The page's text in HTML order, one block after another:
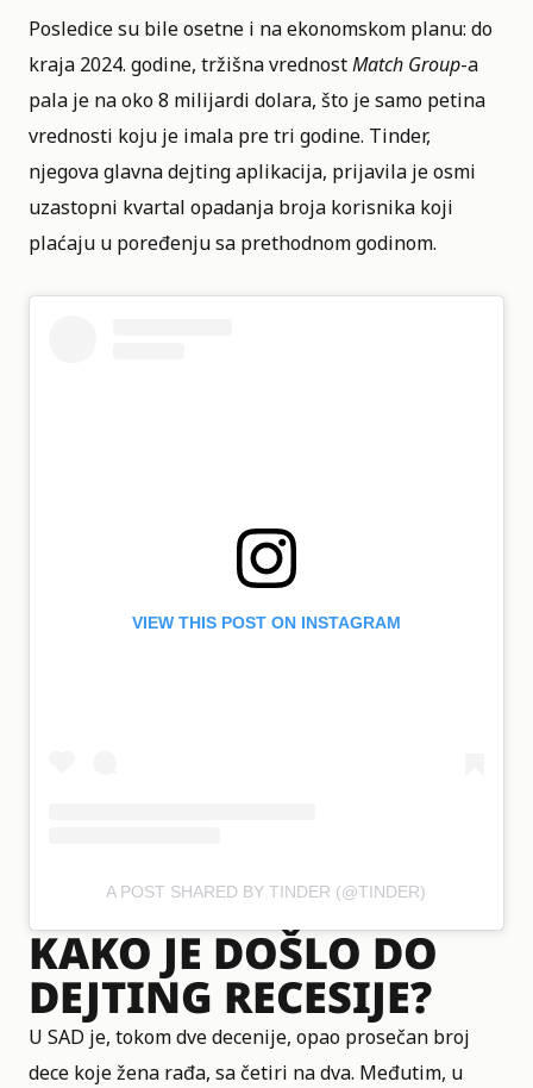
Posledice su bile osetne i na ekonomskom planu: do
kraja 2024. godine, tržišna vrednostMatch Group-a
pala je na oko 8 milijardi dolara, što je samo petina
vrednosti koju je imala pre tri godine. Tinder,
njegova glavna dejting aplikacija, prijavila je osmi
uzastopni kvartal opadanja broja korisnika koji
plaćaju u poređenju sa prethodnom godinom.
VIEW THIS POST ON INSTAGRAM
A POST SHARED BY TINDER (@TINDER)
KAKO JE DOŠLO DO
DEJTING RECESIJE?
U SAD je, tokom dve decenije, opao prosečan broj
dece koje žena rađa, sa četiri na dva. Međutim, u